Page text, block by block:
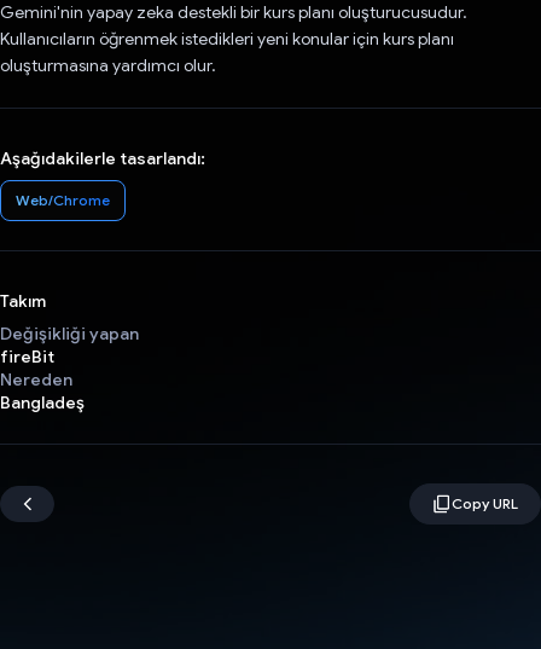
Gemini'nin yapay zeka destekli bir kurs planı oluşturucusudur.
Kullanıcıların öğrenmek istedikleri yeni konular için kurs planı
oluşturmasına yardımcı olur.
Aşağıdakilerle tasarlandı:
Web/Chrome
Takım
Değişikliği yapan
fireBit
Nereden
Bangladeş